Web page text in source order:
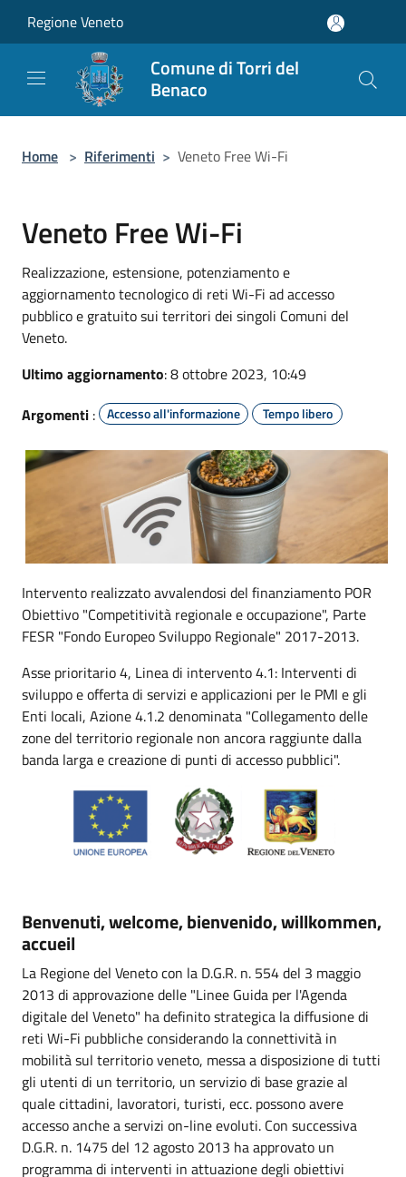
Regione Veneto
Comune di Torri del
Benaco
Home > Riferimenti > Veneto Free Wi-Fi
Veneto Free Wi-Fi
Realizzazione, estensione, potenziamento e
aggiornamento tecnologico di reti Wi-Fi ad accesso
pubblico e gratuito sui territori dei singoli Comuni del
Veneto.
Ultimo aggiornamento: 8 ottobre 2023, 10:49
Argomenti : Accesso all'informazione Tempo libero
Intervento realizzato avvalendosi del finanziamento POR
Obiettivo "Competitività regionale e occupazione", Parte
FESR "Fondo Europeo Sviluppo Regionale" 2017-2013.
Asse prioritario 4, Linea di intervento 4.1: Interventi di
sviluppo e offerta di servizi e applicazioni per le PMI e gli
Enti locali, Azione 4.1.2 denominata "Collegamento delle
zone del territorio regionale non ancora raggiunte dalla
banda larga e creazione di punti di accesso pubblici".
Benvenuti, welcome, bienvenido, willkommen,
accueil
La Regione del Veneto con la D.G.R. n. 554 del 3 maggio
2013 di approvazione delle "Linee Guida per l'Agenda
digitale del Veneto" ha definito strategica la diffusione di
reti Wi-Fi pubbliche considerando la connettività in
mobilità sul territorio veneto, messa a disposizione di tutti
gli utenti di un territorio, un servizio di base grazie al
quale cittadini, lavoratori, turisti, ecc. possono avere
accesso anche a servizi on-line evoluti. Con successiva
D.G.R. n. 1475 del 12 agosto 2013 ha approvato un
programma di interventi in attuazione degli obiettivi